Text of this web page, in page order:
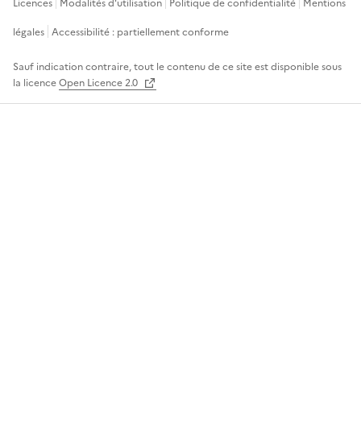
légales Accessibilité : partiellement conforme
Sauf indication contraire, tout le contenu de ce site est disponible sous
la licenceOpen Licence 2.0